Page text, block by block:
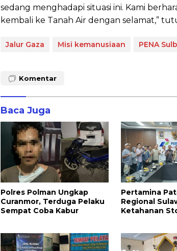
sedang menghadapi situasi ini. Kami
kembali ke Tanah Air dengan selamat,”
Jalur Gaza Misi kemanusiaan PENA
Komentar
Baca Juga
Polres Polman Ungkap
Curanmor, Terduga Pelaku
Sempat Coba Kabur
Pertamina
Regional
Ketahanan